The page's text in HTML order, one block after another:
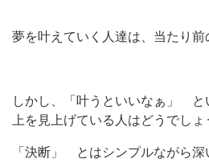
夢を叶えていく人達は、当たり前
しかし、「叶うといいなぁ」 と
上を見上げている人はどうでしょ
「決断」 とはシンプルながら